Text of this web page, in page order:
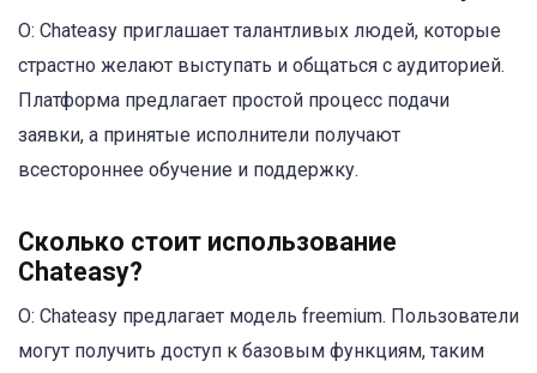
О: Chateasy приглашает талантливых людей, которые
страстно желают выступать и общаться с аудиторией.
Платформа предлагает простой процесс подачи
заявки, а принятые исполнители получают
всестороннее обучение и поддержку.
Сколько стоит использование
Chateasy?
О: Chateasy предлагает модель freemium. Пользователи
могут получить доступ к базовым функциям, таким